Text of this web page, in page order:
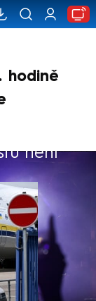
hodině
není